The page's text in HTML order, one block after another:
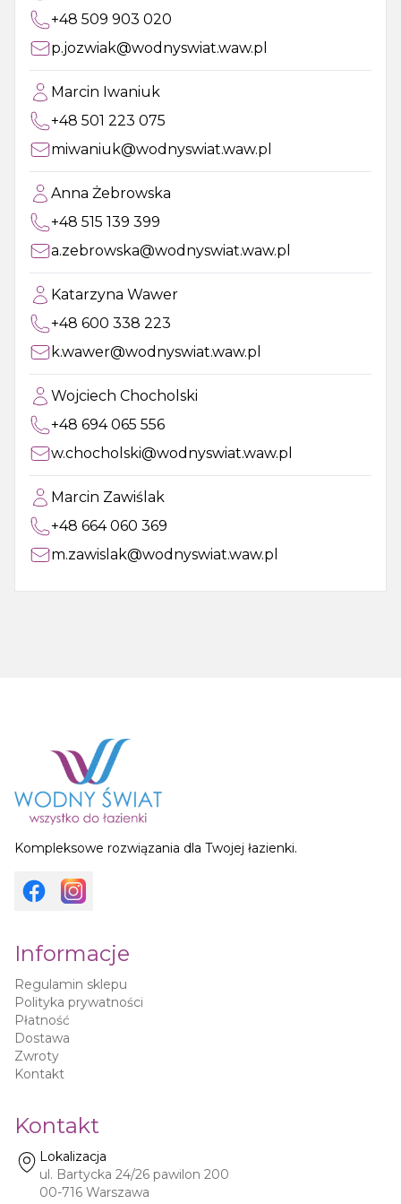
+48 509 903 020
p.jozwiak@wodnyswiat.waw.pl
Marcin Iwaniuk
+48 501 223 075
miwaniuk@wodnyswiat.waw.pl
Anna Żebrowska
+48 515 139 399
a.zebrowska@wodnyswiat.waw.pl
Katarzyna Wawer
+48 600 338 223
k.wawer@wodnyswiat.waw.pl
Wojciech Chocholski
+48 694 065 556
w.chocholski@wodnyswiat.waw.pl
Marcin Zawiślak
+48 664 060 369
m.zawislak@wodnyswiat.waw.pl
Kompleksowe rozwiązania dla Twojej łazienki.
Informacje
Regulamin sklepu
Polityka prywatności
Płatność
Dostawa
Zwroty
Kontakt
Kontakt
Lokalizacja
ul. Bartycka 24/26 pawilon 200
00-716 Warszawa